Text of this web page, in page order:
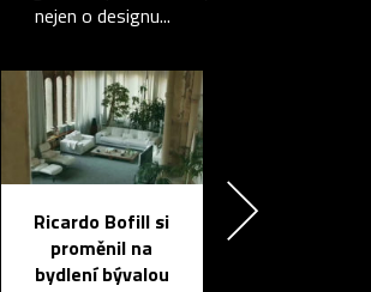
nejen o designu...
Ricardo Bofill si
proměnil na
bydlení bývalou